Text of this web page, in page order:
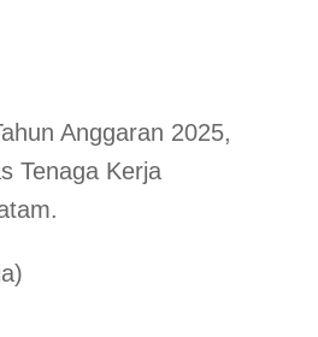
Anggaran 2025,
Tenaga Kerja